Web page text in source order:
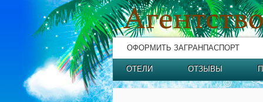
ОФОРМИТЬ ЗАГРАНПАСПОРТ
ОТЕЛИ ОТЗЫВЫ